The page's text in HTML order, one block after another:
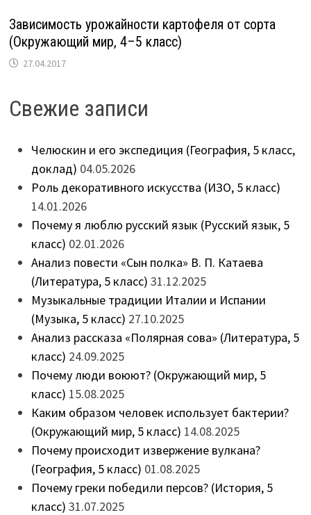
Зависимость урожайности картофеля от сорта
(Окружающий мир, 4–5 класс)
27.04.2017
Свежие записи
Челюскин и его экспедиция (География, 5 класс,
доклад) 04.05.2026
Роль декоративного искусства (ИЗО, 5 класс)
14.01.2026
Почему я люблю русский язык (Русский язык, 5
класс) 02.01.2026
Анализ повести «Сын полка» В. П. Катаева
(Литература, 5 класс) 31.12.2025
Музыкальные традиции Италии и Испании
(Музыка, 5 класс) 27.10.2025
Анализ рассказа «Полярная сова» (Литература, 5
класс) 24.09.2025
Почему люди воюют? (Окружающий мир, 5
класс) 15.08.2025
Каким образом человек использует бактерии?
(Окружающий мир, 5 класс) 14.08.2025
Почему происходит извержение вулкана?
(География, 5 класс) 01.08.2025
Почему греки победили персов? (История, 5
класс) 31.07.2025